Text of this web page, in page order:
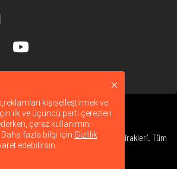
Inc. veya bağlı kuruluşları ve iştirakleri. Tüm
kişiselleştirmek ve
ilk ve üçüncü parti çerezleri
çerez kullanımını
fazla bilgi için Gizlilik
edebilirsin.